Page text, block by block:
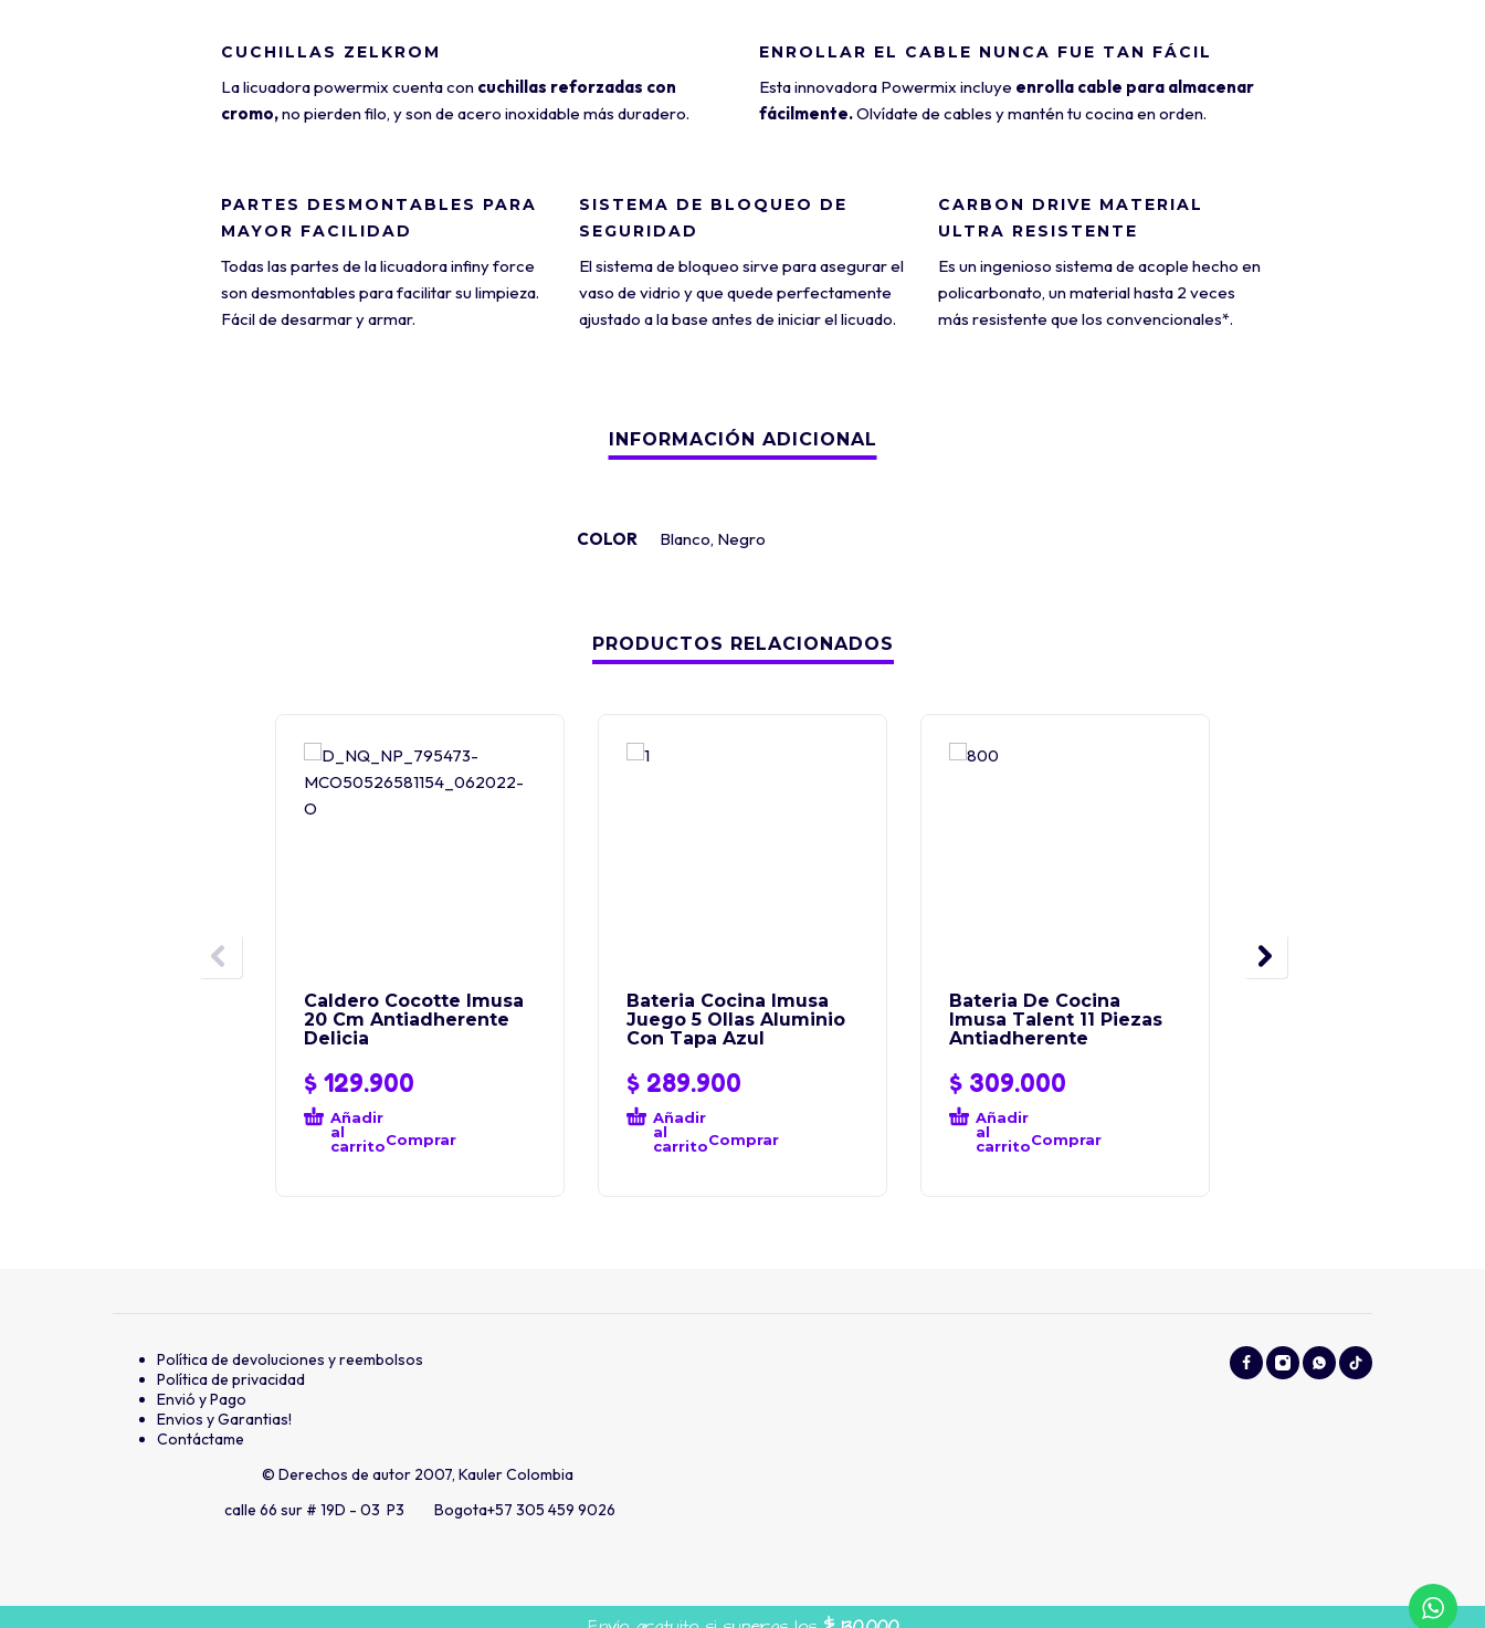
CUCHILLAS ZELKROM
La licuadora powermix cuenta con cuchillas reforzadas con
cromo,no pierden filo, y son de acero inoxidable más duradero.
ENROLLAR EL CABLE NUNCA FUE TAN FÁCIL
Esta innovadora Powermix incluye enrolla cable para almacenar
fácilmente.Olvídate de cables y mantén tu cocina en orden.
PARTES DESMONTABLES PARA
MAYOR FACILIDAD
Todas las partes de la licuadora infiny force
son desmontables para facilitar su limpieza.
Fácil de desarmar y armar.
SISTEMA DE BLOQUEO DE
SEGURIDAD
El sistema de bloqueo sirve para asegurar el
vaso de vidrio y que quede perfectamente
ajustado a la base antes de iniciar el licuado.
CARBON DRIVE MATERIAL
ULTRA RESISTENTE
Es un ingenioso sistema de acople hecho en
policarbonato, un material hasta 2 veces
más resistente que los convencionales*.
COLOR Blanco, Negro
PRODUCTOS RELACIONADOS
Caldero Cocotte Imusa
20 Cm Antiadherente
Delicia
$ 129.900
Añadir
al
carritoComprar
Bateria Cocina Imusa
Juego 5 Ollas Aluminio
Con Tapa Azul
$ 289.900
Añadir
al
carritoComprar
Bateria De Cocina
Imusa Talent 11 Piezas
Antiadherente
$ 309.000
Añadir
al
carritoComprar
Política de devoluciones y reembolsos
Política de privacidad
Envió y Pago
Envios y Garantias!
Contáctame
© Derechos de autor 2007, Kauler Colombia
calle 66 sur # 19D - 03 P3 Bogota+57 305 459 9026